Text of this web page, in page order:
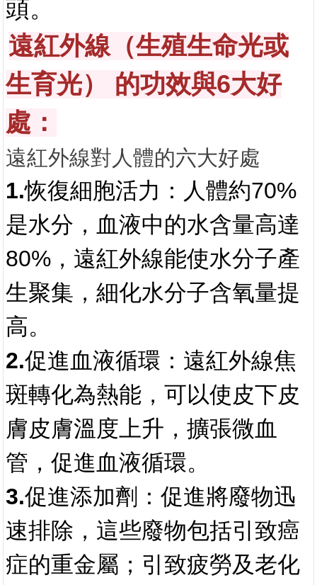
頭。
遠紅外線（生殖生命光或
生育光） 的功效與6大好
處 ：
遠紅外線對人體的六大好處
1.恢復細胞活力： 人體約70%
是水分，血液中的水含量高達
80%，遠紅外線能使水分子產
生聚集，細化水分子含氧量提
高。
2.促進血液循環： 遠紅外線焦
斑轉化為熱能，可以使皮下皮
膚皮膚溫度上升，擴張微血
管，促進血液循環。
3.促進添加劑： 促進將廢物迅
速排除，這些廢物包括引致癌
症的重金屬；引致疲勞及老化